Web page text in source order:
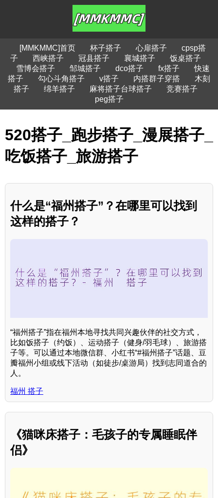
[MMKMMC]首页 杯子搭子 心扉搭子
cpsp搭
子
西峡搭子 冠县搭子 襄城搭子
饭桌搭子
雪博会搭子
邹城搭子 dco搭子 fx搭子
快速
搭子
勾心斗角搭子 v搭子 内搭群子穿搭
木刻
搭子
绵羊搭子 麻将搭子台球搭子
竞赛搭子
peg搭子
520搭子_跑步搭子_漫展搭子_
吃饭搭子_旅游搭子
什么是“福州搭子”？在哪里可以找到
这样的搭子？
“福州搭子”指在福州本地寻找共同兴趣伙伴的社交方式，
比如饭搭子（约饭）、运动搭子（健身/羽毛球）、旅游搭
子等。可以通过本地微信群、小红书“#福州搭子”话题、豆
瓣福州小组或线下活动（如徒步/桌游局）找到志同道合的
人。
福州 搭子
《猫咪床搭子：毛孩子的专属睡眠伴
侣》